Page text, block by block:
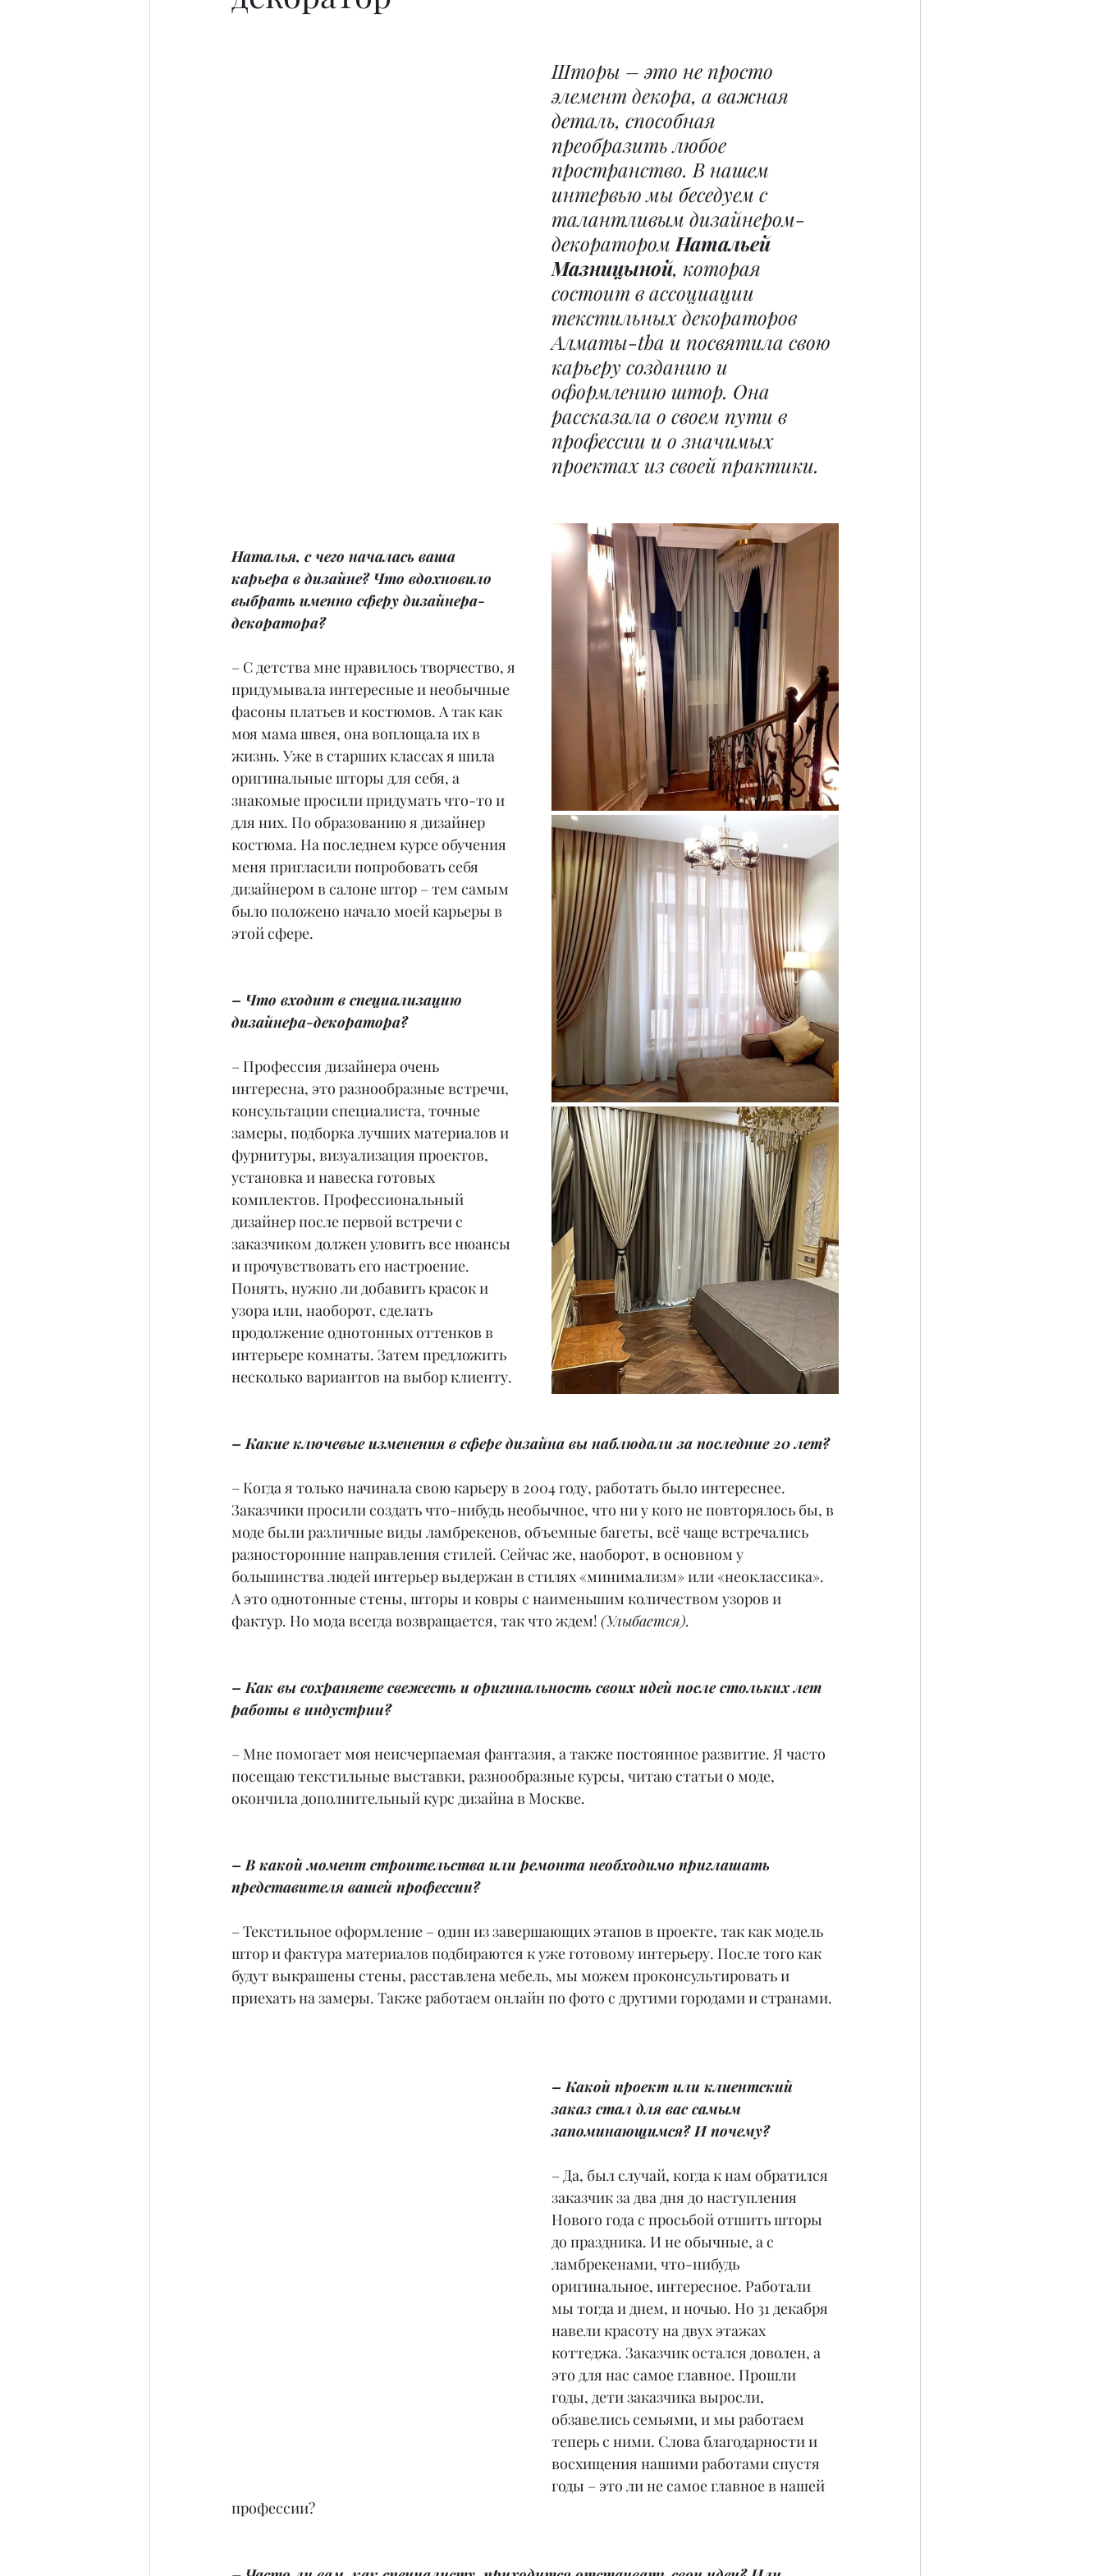
Шторы – это не просто
элемент декора, а важная
деталь, способная
преобразить любое
пространство. В нашем
интервью мы беседуем с
талантливым дизайнером-
декоратором Натальей
Мазницыной, которая
состоит в ассоциации
текстильных декораторов
Алматы-tba и посвятила свою
карьеру созданию и
оформлению штор. Она
рассказала о своем пути в
профессии и о значимых
проектах из своей практики.
Наталья, с чего началась ваша
карьера в дизайне? Что вдохновило
выбрать именно сферу дизайнера-
декоратора?
– С детства мне нравилось творчество, я
придумывала интересные и необычные
фасоны платьев и костюмов. А так как
моя мама швея, она воплощала их в
жизнь. Уже в старших классах я шила
оригинальные шторы для себя, а
знакомые просили придумать что-то и
для них. По образованию я дизайнер
костюма. На последнем курсе обучения
меня пригласили попробовать себя
дизайнером в салоне штор – тем самым
было положено начало моей карьеры в
этой сфере.
– Что входит в специализацию
дизайнера-декоратора?
– Профессия дизайнера очень
интересна, это разнообразные встречи,
консультации специалиста, точные
замеры, подборка лучших материалов и
фурнитуры, визуализация проектов,
установка и навеска готовых
комплектов. Профессиональный
дизайнер после первой встречи с
заказчиком должен уловить все нюансы
и прочувствовать его настроение.
Понять, нужно ли добавить красок и
узора или, наоборот, сделать
продолжение однотонных оттенков в
интерьере комнаты. Затем предложить
несколько вариантов на выбор клиенту.
– Какие ключевые изменения в сфере дизайна вы наблюдали за последние 20 лет?
– Когда я только начинала свою карьеру в 2004 году, работать было интереснее.
Заказчики просили создать что-нибудь необычное, что ни у кого не повторялось бы, в
моде были различные виды ламбрекенов, объемные багеты, всё чаще встречались
разносторонние направления стилей. Сейчас же, наоборот, в основном у
большинства людей интерьер выдержан в стилях «минимализм» или «неоклассика».
А это однотонные стены, шторы и ковры с наименьшим количеством узоров и
фактур. Но мода всегда возвращается, так что ждем! (Улыбается).
– Как вы сохраняете свежесть и оригинальность своих идей после стольких лет
работы в индустрии?
– Мне помогает моя неисчерпаемая фантазия, а также постоянное развитие. Я часто
посещаю текстильные выставки, разнообразные курсы, читаю статьи о моде,
окончила дополнительный курс дизайна в Москве.
– В какой момент строительства или ремонта необходимо приглашать
представителя вашей профессии?
– Текстильное оформление – один из завершающих этапов в проекте, так как модель
штор и фактура материалов подбираются к уже готовому интерьеру. После того как
будут выкрашены стены, расставлена мебель, мы можем проконсультировать и
приехать на замеры. Также работаем онлайн по фото с другими городами и странами.
– Какой проект или клиентский
заказ стал для вас самым
запоминающимся? И почему?
– Да, был случай, когда к нам обратился
заказчик за два дня до наступления
Нового года с просьбой отшить шторы
до праздника. И не обычные, а с
ламбрекенами, что-нибудь
оригинальное, интересное. Работали
мы тогда и днем, и ночью. Но 31 декабря
навели красоту на двух этажах
коттеджа. Заказчик остался доволен, а
это для нас самое главное. Прошли
годы, дети заказчика выросли,
обзавелись семьями, и мы работаем
теперь с ними. Слова благодарности и
восхищения нашими работами спустя
годы – это ли не самое главное в нашей
профессии?